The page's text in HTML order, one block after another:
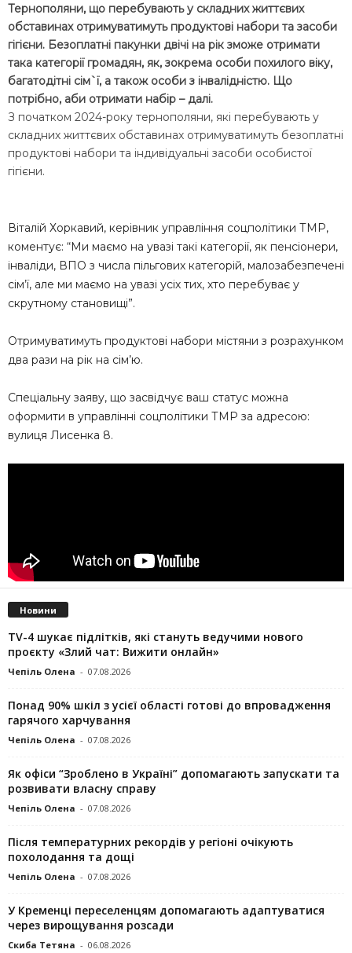
Тернополяни, що перебувають у складних життєвих
обставинах отримуватимуть продуктові набори та засоби
гігієни. Безоплатні пакунки двічі на рік зможе отримати
така категорії громадян, як, зокрема особи похилого віку,
багатодітні сім`ї, а також особи з інвалідністю. Що
потрібно, аби отримати набір – далі.
З початком 2024-року тернополяни, які перебувають у
складних життєвих обставинах отримуватимуть безоплатні
продуктові набори та індивідуальні засоби особистої
гігієни.
Віталій Хоркавий, керівник управління соцполітики ТМР,
коментує: “Ми маємо на увазі такі категорії, як пенсіонери,
інваліди, ВПО з числа пільгових категорій, малозабезпечені
сім’ї, але ми маємо на увазі усіх тих, хто перебуває у
скрутному становищі”.
Отримуватимуть продуктові набори містяни з розрахунком
два рази на рік на сім’ю.
Спеціальну заяву, що засвідчує ваш статус можна
оформити в управлінні соцполітики ТМР за адресою:
вулиця Лисенка 8.
Новини
TV-4 шукає підлітків, які стануть ведучими нового
проєкту «Злий чат: Вижити онлайн»
Чепіль Олена - 07.08.2026
Понад 90% шкіл з усієї області готові до впровадження
гарячого харчування
Чепіль Олена - 07.08.2026
Як офіси “Зроблено в Україні” допомагають запускaти та
розвивати власну справу
Чепіль Олена - 07.08.2026
Після температурних рекордів у регіоні очікують
похолодання та дощі
Чепіль Олена - 07.08.2026
У Кременці переселенцям допомагають адаптуватися
через вирощування розсади
Скиба Тетяна - 06.08.2026